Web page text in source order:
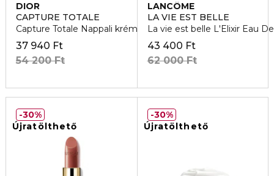
DIOR
CAPTURE TOTALE
Capture Totale Nappali krém utántöltő
37 940 Ft
54 200 Ft
LANCÔME
LA VIE EST BELLE
La vie est belle L'Elixir Eau
43 400 Ft
62 000 Ft
Újratölthető
30%
Újratölthető
30%